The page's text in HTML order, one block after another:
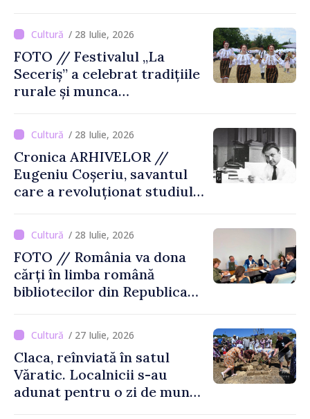
/ 28 Iulie, 2026
FOTO // Festivalul „La
Seceriș” a celebrat tradițiile
rurale și munca
/ 28 Iulie, 2026
Cronica ARHIVELOR //
Eugeniu Coșeriu, savantul
care a revoluționat studiul
/ 28 Iulie, 2026
FOTO // România va dona
cărți în limba română
bibliotecilor din Republica
/ 27 Iulie, 2026
Claca, reînviată în satul
Văratic. Localnicii s-au
adunat pentru o zi de muncă